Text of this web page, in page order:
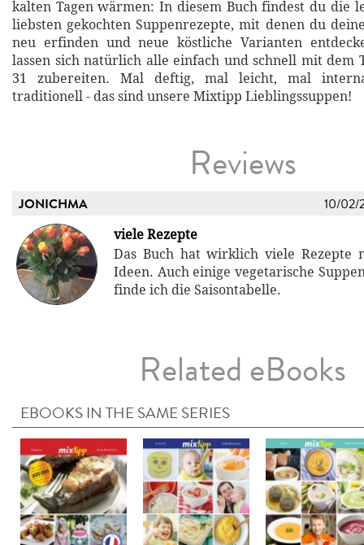
kalten Tagen wärmen: In diesem Buch findest du die
liebsten gekochten Suppenrezepte, mit denen du
neu erfinden und neue köstliche Varianten
lassen sich natürlich alle einfach und schnell mit dem
31 zubereiten. Mal deftig, mal leicht, mal
traditionell - das sind unsere Mixtipp Lieblingssuppen!
Reviews
JONICHMA 10/02/
viele Rezepte
Das Buch hat wirklich viele Rezepte
Ideen. Auch einige vegetarische
finde ich die Saisontabelle.
Related eBooks
EBOOKS IN THE SAME SERIES